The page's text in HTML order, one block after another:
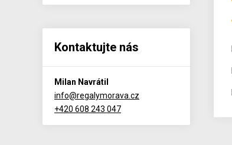
Kontaktujte nás
Milan Navrátil
info@regalymorava.cz
+420 608 243 047